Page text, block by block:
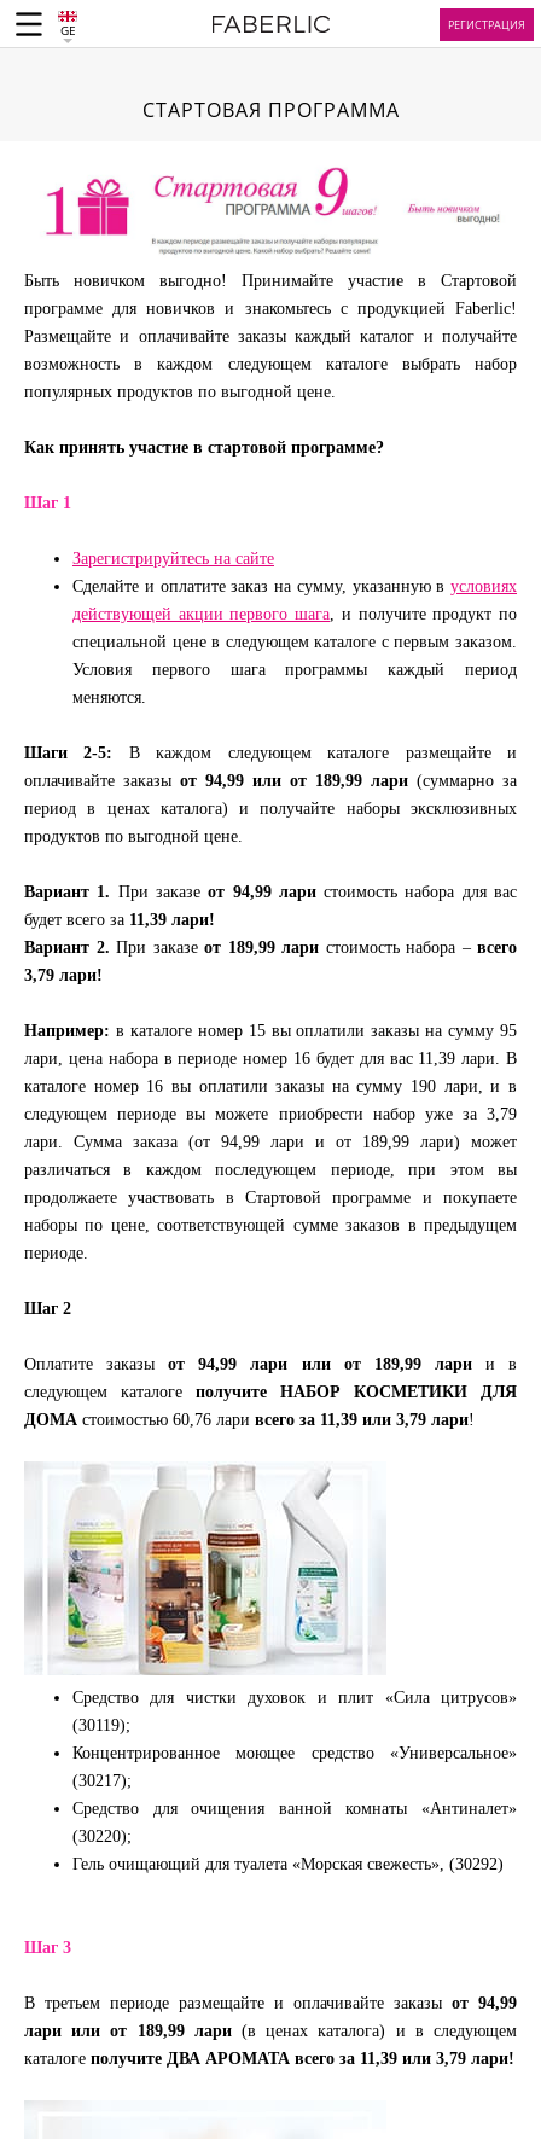
GE РЕГИСТРАЦИЯ
СТАРТОВАЯ ПРОГРАММА
Быть новичком выгодно! Принимайте участие в Стартовой
программе для новичков и знакомьтесь с продукцией Faberlic!
Размещайте и оплачивайте заказы каждый каталог и получайте
возможность в каждом следующем каталоге выбрать набор
популярных продуктов по выгодной цене.
Как принять участие в стартовой программе?
Шаг 1
Зарегистрируйтесь на сайте
Сделайте и оплатите заказ на сумму, указанную в условиях
действующей акции первого шага , и получите продукт по
специальной цене в следующем каталоге с первым заказом.
Условия первого шага программы каждый период
меняются.
Шаги 2-5: В каждом следующем каталоге размещайте и
оплачивайте заказы от 94,99 или от 189,99 лари (суммарно за
период в ценах каталога) и получайте наборы эксклюзивных
продуктов по выгодной цене.
Вариант 1. При заказеот 94,99 ларистоимость набора для вас
будет всего за 11,39 лари!
Вариант 2. При заказе от 189,99 лари стоимость набора – всего
3,79 лари!
Например: в каталоге номер 15 вы оплатили заказы на сумму 95
лари, цена набора в периоде номер 16 будет для вас 11,39 лари. В
каталоге номер 16 вы оплатили заказы на сумму 190 лари, и в
следующем периоде вы можете приобрести набор уже за 3,79
лари. Сумма заказа (от 94,99 лари и от 189,99 лари) может
различаться в каждом последующем периоде, при этом вы
продолжаете участвовать в Стартовой программе и покупаете
наборы по цене, соответствующей сумме заказов в предыдущем
периоде.
Шаг 2
Оплатите заказыот 94,99 лари или от 189,99 ларии в
следующем каталоге получите НАБОР КОСМЕТИКИ ДЛЯ
ДОМА стоимостью 60,76 лари всего за 11,39 или 3,79 лари!
Средство для чистки духовок и плит «Сила цитрусов»
(30119);
Концентрированное моющее средство «Универсальное»
(30217);
Средство для очищения ванной комнаты «Антиналет»
(30220);
Гель очищающий для туалета «Морская свежесть», (30292)
Шаг 3
В третьем периоде размещайте и оплачивайте заказы от 94,99
лари или от 189,99 лари (в ценах каталога) и в следующем
каталоге получите ДВА АРОМАТА всего за 11,39 или 3,79 лари!